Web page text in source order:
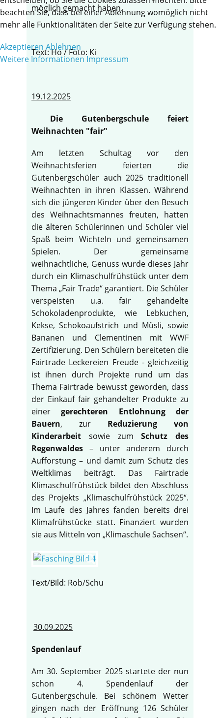
möglich gemacht haben.
Text: Ho / Foto: Ki
19.12.2025
Die Gutenbergschule feiert
Weihnachten "fair"
Am letzten Schultag vor den
Weihnachtsferien feierten die
Gutenbergschüler auch 2025 traditionell
Weihnachten in ihren Klassen. Während
sich die jüngeren Kinder über den Besuch
des Weihnachtsmannes freuten, hatten
die älteren Schülerinnen und Schüler viel
Spaß beim Wichteln und gemeinsamen
Spielen. Der gemeinsame
weihnachtliche, Genuss wurde dieses Jahr
durch ein Klimaschulfrühstück unter dem
Thema „Fair Trade“ garantiert. Die Schüler
verspeisten u.a. fair gehandelte
Schokoladenprodukte, wie Lebkuchen,
Kekse, Schokoaufstrich und Müsli, sowie
Bananen und Clementinen mit WWF
Zertifizierung. Den Schülern bereiteten die
Fairtrade Leckereien Freude - gleichzeitig
ist ihnen durch Projekte rund um das
Thema Fairtrade bewusst geworden, dass
der Einkauf fair gehandelter Produkte zu
einergerechteren Entlohnung der
Bauern, zur Reduzierung von
Kinderarbeit sowie zumSchutz des
Regenwaldes – unter anderem durch
Aufforstung – und damit zum Schutz des
Weltklimas beiträgt. Das Fairtrade
Klimaschulfrühstück bildet den Abschluss
des Projekts „Klimaschulfrühstück 2025“.
Im Laufe des Jahres fanden bereits drei
Klimafrühstücke statt. Finanziert wurden
sie aus Mitteln von „Klimaschule Sachsen“.
Text/Bild: Rob/Schu
30.09.2025
Spendenlauf
Am 30. September 2025 startete der nun
schon 4. Spendenlauf der
Gutenbergschule. Bei schönem Wetter
gingen nach der Eröffnung 126 Schüler
beachten Sie, dass bei einer Ablehnung womöglich nicht
mehr alle Funktionalitäten der Seite zur Verfügung stehen.
Akzeptieren Ablehnen
Weitere InformationenImpressum